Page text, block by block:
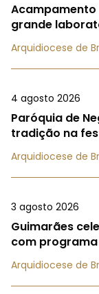
Acampamento
grande
Arquidiocese de
4 agosto 2026
Paróquia de
tradição na
Arquidiocese de
3 agosto 2026
Guimarães
com
Arquidiocese de